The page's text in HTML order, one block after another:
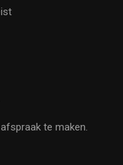
te maken.